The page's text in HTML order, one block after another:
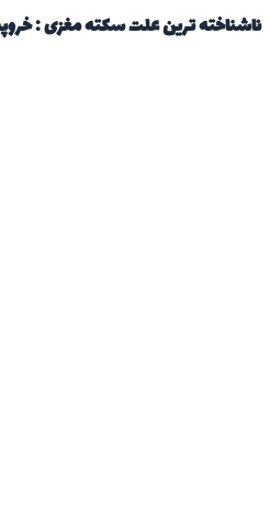
ترین علت سکته مغزی : خروپف !